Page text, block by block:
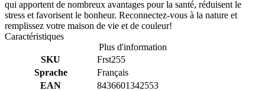
qui apportent de nombreux avantages pour la santé, réduisent le
stress et favorisent le bonheur. Reconnectez-vous à la nature et
remplissez votre maison de vie et de couleur!
Caractéristiques
Plus d'information
SKU
Frst255
Sprache
Français
EAN
8436601342553